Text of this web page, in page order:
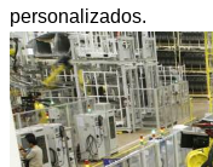
personalizados.